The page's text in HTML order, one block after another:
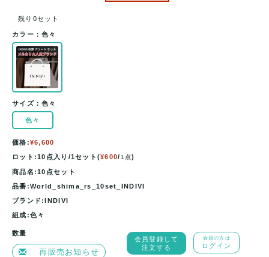
残り0セット
カラー：色々
サイズ：色々
色々
価格:¥6,600
ロット:10点入り/1セット(¥600/1点)
商品名:10点セット
品番:World_shima_rs_10set_INDIVI
ブランド:INDIVI
組成:色々
数量
再販売お知らせ
会員登録して
注文する
会員の方は
ログイン